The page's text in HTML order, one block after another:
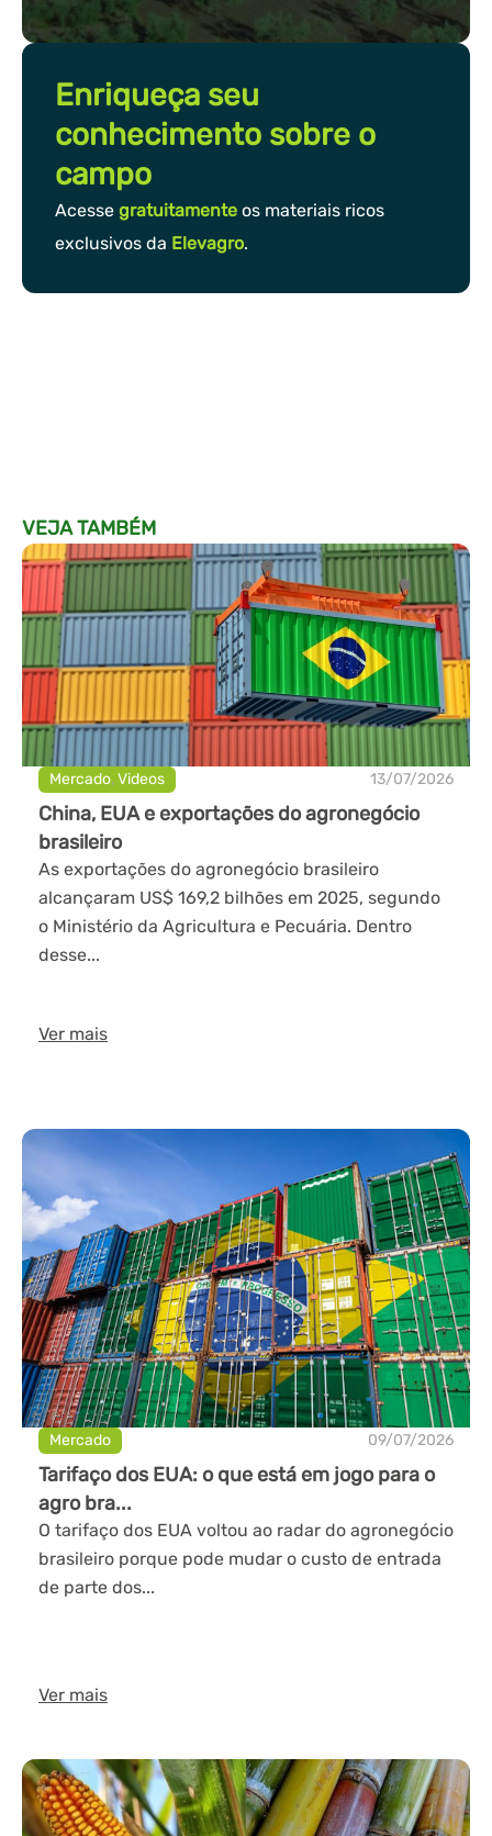
Enriqueça seu
conhecimento sobre o
campo
Acesse gratuitamente os materiais ricos
exclusivos da Elevagro.
VEJA TAMBÉM
Mercado,Videos 13/07/2026
China, EUA e exportações do agronegócio
brasileiro
As exportações do agronegócio brasileiro
alcançaram US$ 169,2 bilhões em 2025, segundo
o Ministério da Agricultura e Pecuária. Dentro
desse...
Ver mais
Mercado 09/07/2026
Tarifaço dos EUA: o que está em jogo para o
agro bra...
O tarifaço dos EUA voltou ao radar do agronegócio
brasileiro porque pode mudar o custo de entrada
de parte dos...
Ver mais